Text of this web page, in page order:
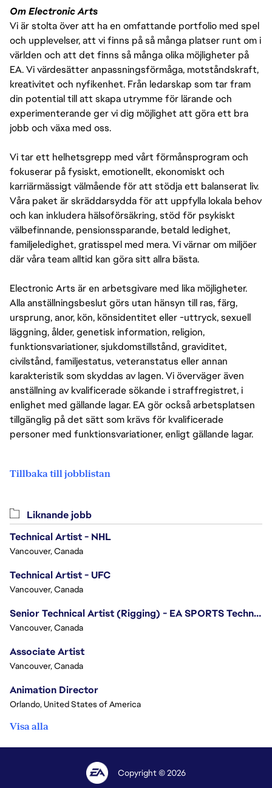
Om Electronic Arts
Vi är stolta över att ha en omfattande portfolio med spel
och upplevelser, att vi finns på så många platser runt om i
världen och att det finns så många olika möjligheter på
EA. Vi värdesätter anpassningsförmåga, motståndskraft,
kreativitet och nyfikenhet. Från ledarskap som tar fram
din potential till att skapa utrymme för lärande och
experimenterande ger vi dig möjlighet att göra ett bra
jobb och växa med oss.
Vi tar ett helhetsgrepp med vårt förmånsprogram och
fokuserar på fysiskt, emotionellt, ekonomiskt och
karriärmässigt välmående för att stödja ett balanserat liv.
Våra paket är skräddarsydda för att uppfylla lokala behov
och kan inkludera hälsoförsäkring, stöd för psykiskt
välbefinnande, pensionssparande, betald ledighet,
familjeledighet, gratisspel med mera. Vi värnar om miljöer
där våra team alltid kan göra sitt allra bästa.
Electronic Arts är en arbetsgivare med lika möjligheter.
Alla anställningsbeslut görs utan hänsyn till ras, färg,
ursprung, anor, kön, könsidentitet eller -uttryck, sexuell
läggning, ålder, genetisk information, religion,
funktionsvariationer, sjukdomstillstånd, graviditet,
civilstånd, familjestatus, veteranstatus eller annan
karakteristik som skyddas av lagen. Vi överväger även
anställning av kvalificerade sökande i straffregistret, i
enlighet med gällande lagar. EA gör också arbetsplatsen
tillgänglig på det sätt som krävs för kvalificerade
personer med funktionsvariationer, enligt gällande lagar.
Tillbaka till jobblistan
Liknande jobb
Technical Artist - NHL
Vancouver, Canada
Technical Artist - UFC
Vancouver, Canada
Senior Technical Artist (Rigging) - EA SPORTS Technology
Vancouver, Canada
Associate Artist
Vancouver, Canada
Animation Director
Orlando, United States of America
Visa alla
Copyright © 2026